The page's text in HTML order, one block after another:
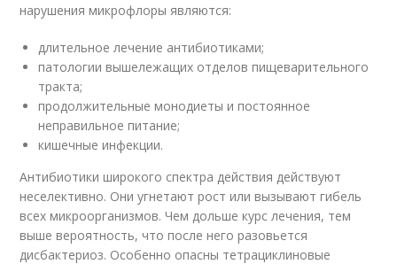
нарушения микрофлоры являются:
длительное лечение антибиотиками;
патологии вышележащих отделов пищеварительного
тракта;
продолжительные монодиеты и постоянное
неправильное питание;
кишечные инфекции.
Антибиотики широкого спектра действия действуют
неселективно. Они угнетают рост или вызывают гибель
всех микроорганизмов. Чем дольше курс лечения, тем
выше вероятность, что после него разовьется
дисбактериоз. Особенно опасны тетрациклиновые